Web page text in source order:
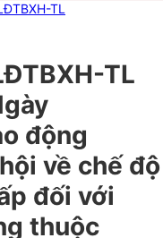
TL
TL
động
về chế độ
đối với
thuộc